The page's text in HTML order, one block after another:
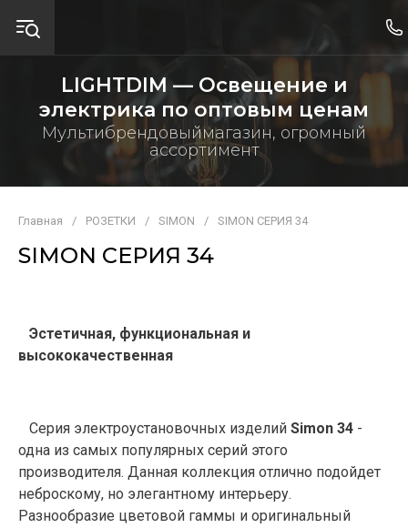
LIGHTDIM — Освещение и
электрика по оптовым ценам
Мультибрендовыймагазин, огромный
ассортимент
Главная / РОЗЕТКИ / SIMON / SIMON СЕРИЯ 34
SIMON СЕРИЯ 34
Эстетичная, функциональная и
высококачественная
Серия электроустановочных изделий Simon 34 -
одна из самых популярных серий этого
производителя. Данная коллекция отлично подойдет
неброскому, но элегантному интерьеру.
Разнообразие цветовой гаммы и оригинальный